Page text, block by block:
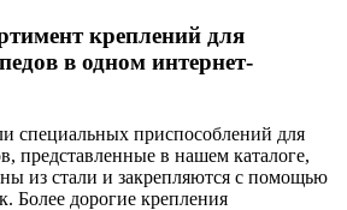
креплений для
в одном интернет-
специальных приспособлений для
представленные в нашем каталоге,
из стали и закрепляются с помощью
Более дорогие крепления